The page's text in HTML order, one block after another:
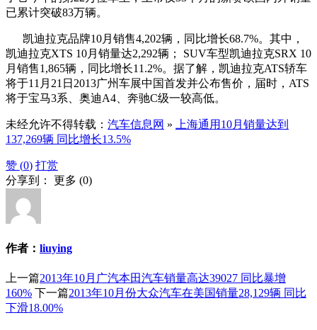
已累计突破83万辆。
凯迪拉克品牌10月销售4,202辆，同比增长68.7%。其中，
凯迪拉克XTS 10月销量达2,292辆； SUV车型凯迪拉克SRX 10
月销售1,865辆，同比增长11.2%。据了解，凯迪拉克ATS轿车
将于11月21日2013广州车展中国首发并公布售价，届时，ATS
将于宝马3系、奥迪A4、奔驰C级一较高低。
未经允许不得转载： 汽车信息网 »
上海通用10月销量达到
137,269辆 同比增长13.5%
赞 (0) 打赏
分享到： 更多 (0)
作者： liuying
上一篇2013年10月广汽本田汽车销量高达39027 同比暴增
160% 下一篇2013年10月份大众汽车在美国销量28,129辆 同比
下滑18.00%